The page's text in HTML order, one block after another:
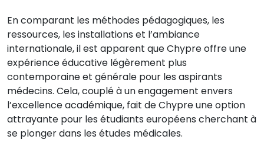
En comparant les méthodes pédagogiques, les
ressources, les installations et l’ambiance
internationale, il est apparent que Chypre offre une
expérience éducative légèrement plus
contemporaine et générale pour les aspirants
médecins. Cela, couplé à un engagement envers
l’excellence académique, fait de Chypre une option
attrayante pour les étudiants européens cherchant à
se plonger dans les études médicales.